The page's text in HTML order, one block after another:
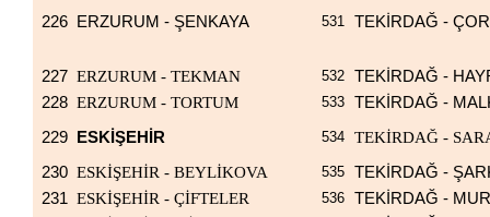
226 ERZURUM - ŞENKAYA 531 TEKİRDAĞ -
227 ERZURUM - TEKMAN 532
TEKİRDAĞ -
228 ERZURUM - TORTUM 533
TEKİRDAĞ -
229
ESKİŞEHİR 534
TEKİRDAĞ -
230 ESKİŞEHİR - BEYLİKOVA 535
TEKİRDAĞ -
231 ESKİŞEHİR - ÇİFTELER 536
TEKİRDAĞ -